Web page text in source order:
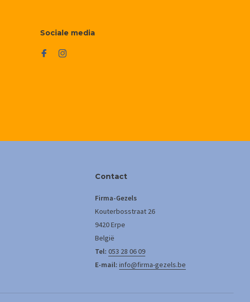
Sociale media
Contact
Firma-Gezels
Kouterbosstraat 26
9420 Erpe
België
Tel: 053 28 06 09
E-mail: info@firma-gezels.be